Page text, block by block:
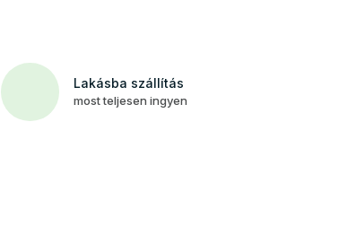
Lakásba szállítás
most teljesen ingyen